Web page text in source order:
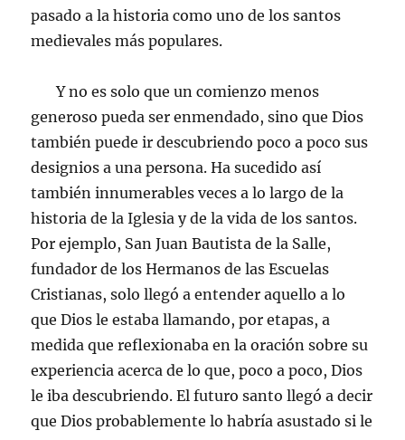
pasado a la historia como uno de los santos
medievales más populares.
Y no es solo que un comienzo menos
generoso pueda ser enmendado, sino que Dios
también puede ir descubriendo poco a poco sus
designios a una persona. Ha sucedido así
también innumerables veces a lo largo de la
historia de la Iglesia y de la vida de los santos.
Por ejemplo, San Juan Bautista de la Salle,
fundador de los Hermanos de las Escuelas
Cristianas, solo llegó a entender aquello a lo
que Dios le estaba llamando, por etapas, a
medida que reflexionaba en la oración sobre su
experiencia acerca de lo que, poco a poco, Dios
le iba descubriendo. El futuro santo llegó a decir
que Dios probablemente lo habría asustado si le